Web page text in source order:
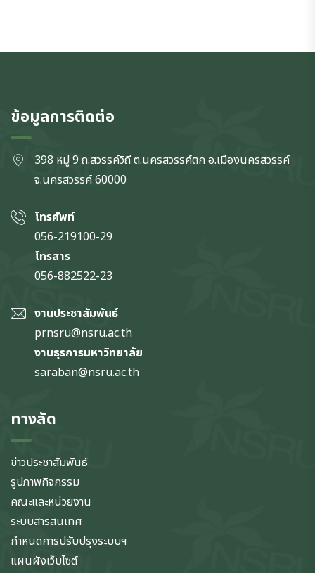
ข้อมูลการติดต่อ
398 หมู่ 9 ถ.สวรรค์วิถี ต.นครสวรรค์ตก อ.เมืองนครสวรรค์
จ.นครสวรรค์60000
โทรศัพท์
056-219100-29
โทรสาร
056-882522-23
งานประชาสัมพันธ์
prnsru@nsru.ac.th
งานธุรการมหาวิทยาลัย
saraban@nsru.ac.th
ทางลัด
ข่าวประชาสัมพันธ์
รูปภาพกิจกรรม
คณะและหน่วยงาน
ระบบสารสนเทศ
กำหนดการปรับปรุงระบบฯ
แผนผังเว็บไซต์